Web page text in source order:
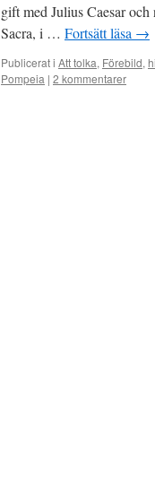
gift med Julius Caesar
Sacra, i … Fortsätt läsa →
Publicerat i Att tolka, Förebild,
Pompeia | 2 kommentarer